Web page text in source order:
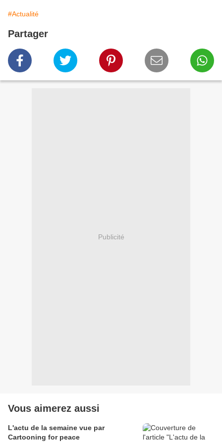
#Actualité
Partager
Publicité
Vous aimerez aussi
L'actu de la semaine vue par
Cartooning for peace